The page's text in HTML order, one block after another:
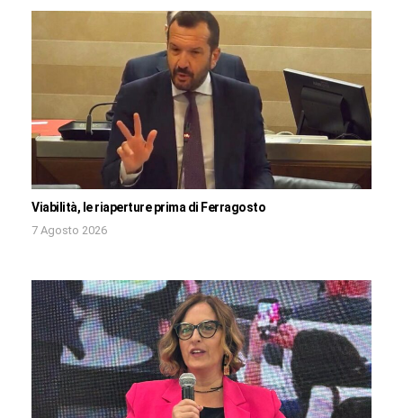
Viabilità, le riaperture prima di Ferragosto
7 Agosto 2026